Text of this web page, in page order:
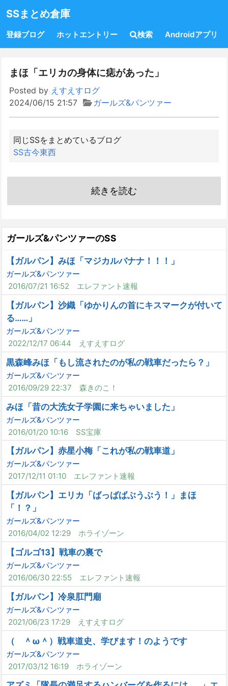
SSまとめ倉庫
登録ブログ ホットエントリー 検索 Androidアプリ
まほ「エリカの身体に痣があった」
Posted by えすえすログ
2024/06/15 21:57
ガールズ&パンツァー
同じSSをまとめているブログ
SS古今東西
続きを読む
ガールズ&パンツァーのSS
【ガルパン】みほ「マジカルバナナ！！！」
ガールズ&パンツァー
2016/07/21 16:52
エレファント速報
【ガルパン】沙織「ゆかりんの首にキスマークが付いて
る……」
ガールズ&パンツァー
2022/12/17 06:44
えすえすログ
黒森峰みほ「もし流されたのが私の戦車だったら？」
ガールズ&パンツァー
2016/09/29 22:37
森きのこ！
みほ「昔の大洗女子学園に来ちゃいました」
ガールズ&パンツァー
2016/01/20 10:16
SS宝庫
【ガルパン】赤星小梅「これが私の戦車道」
ガールズ&パンツァー
2017/12/11 01:10
エレファント速報
【ガルパン】エリカ「ばっばばぶうぶう！」まほ
「！？」
ガールズ&パンツァー
2016/04/02 12:29
ホライゾーン
【ゴルゴ13】戦車の裏で
ガールズ&パンツァー
2016/06/30 22:55
エレファント速報
【ガルパン】冷泉肛門廟
ガールズ&パンツァー
2021/06/23 17:29
えすえすログ
（ ＾ω＾）戦車道史、学びます！のようです
ガールズ&パンツァー
2017/03/12 16:19
ホライゾーン